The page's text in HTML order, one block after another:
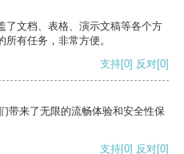
了文档、表格、演示文稿等各个方
有任务，非常方便。
支持[0] 反对[0]
带来了无限的流畅体验和安全性保
支持[0] 反对[0]